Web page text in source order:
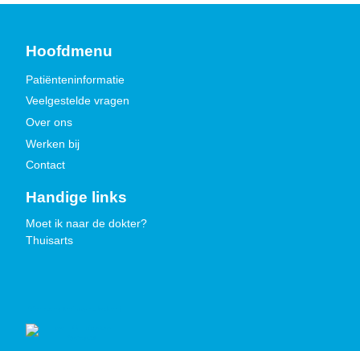
Hoofdmenu
Patiënteninformatie
Veelgestelde vragen
Over ons
Werken bij
Contact
Handige links
Moet ik naar de dokter?
Thuisarts